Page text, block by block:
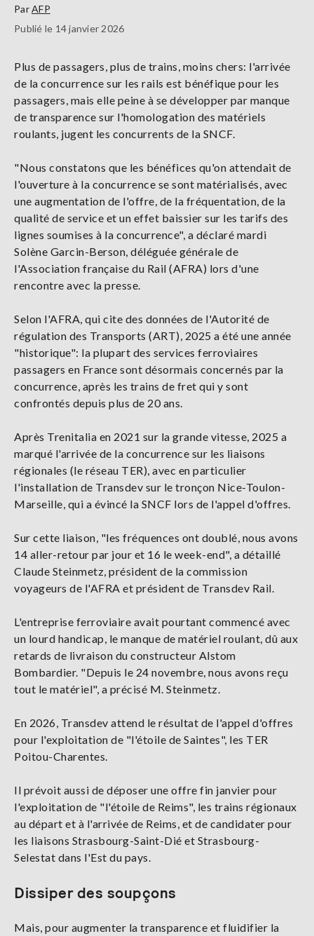
ParAFP
Publié le 14 janvier 2026
Plus de passagers, plus de trains, moins chers: l'arrivée
de la concurrence sur les rails est bénéfique pour les
passagers, mais elle peine à se développer par manque
de transparence sur l'homologation des matériels
roulants, jugent les concurrents de la SNCF.
"Nous constatons que les bénéfices qu'on attendait de
l'ouverture à la concurrence se sont matérialisés, avec
une augmentation de l'offre, de la fréquentation, de la
qualité de service et un effet baissier sur les tarifs des
lignes soumises à la concurrence", a déclaré mardi
Solène Garcin-Berson, déléguée générale de
l'Association française du Rail (AFRA) lors d'une
rencontre avec la presse.
Selon l'AFRA, qui cite des données de l'Autorité de
régulation des Transports (ART), 2025 a été une année
"historique": la plupart des services ferroviaires
passagers en France sont désormais concernés par la
concurrence, après les trains de fret qui y sont
confrontés depuis plus de 20 ans.
Après Trenitalia en 2021 sur la grande vitesse, 2025 a
marqué l'arrivée de la concurrence sur les liaisons
régionales (le réseau TER), avec en particulier
l'installation de Transdev sur le tronçon Nice-Toulon-
Marseille, qui a évincé la SNCF lors de l'appel d'offres.
Sur cette liaison, "les fréquences ont doublé, nous avons
14 aller-retour par jour et 16 le week-end", a détaillé
Claude Steinmetz, président de la commission
voyageurs de l'AFRA et président de Transdev Rail.
L'entreprise ferroviaire avait pourtant commencé avec
un lourd handicap, le manque de matériel roulant, dû aux
retards de livraison du constructeur Alstom
Bombardier. "Depuis le 24 novembre, nous avons reçu
tout le matériel", a précisé M. Steinmetz.
En 2026, Transdev attend le résultat de l'appel d'offres
pour l'exploitation de "l'étoile de Saintes", les TER
Poitou-Charentes.
Il prévoit aussi de déposer une offre fin janvier pour
l'exploitation de "l'étoile de Reims", les trains régionaux
au départ et à l'arrivée de Reims, et de candidater pour
les liaisons Strasbourg-Saint-Dié et Strasbourg-
Selestat dans l'Est du pays.
Dissiper des soupçons
Mais, pour augmenter la transparence et fluidifier la